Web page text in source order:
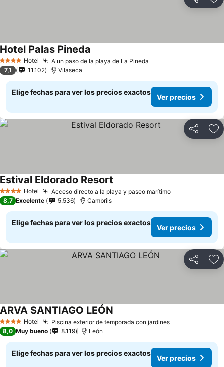
Compartir
4 EstrellasHotel A un paso de la playa de La Pineda
Hotel Palas Pineda
7,1 11.102 Vilaseca
Elige fechas para ver los precios exactos
Ver precios
Compartir
4 EstrellasHotel Acceso directo a la playa y paseo marítimo
Estival Eldorado Resort
8,7 Excelente 5.536 Cambrils
Elige fechas para ver los precios exactos
Ver precios
Compartir
4 EstrellasHotel Piscina exterior de temporada con jardines
ARVA SANTIAGO LEÓN
8,0 Muy bueno 8.119 León
Elige fechas para ver los precios exactos
Ver precios